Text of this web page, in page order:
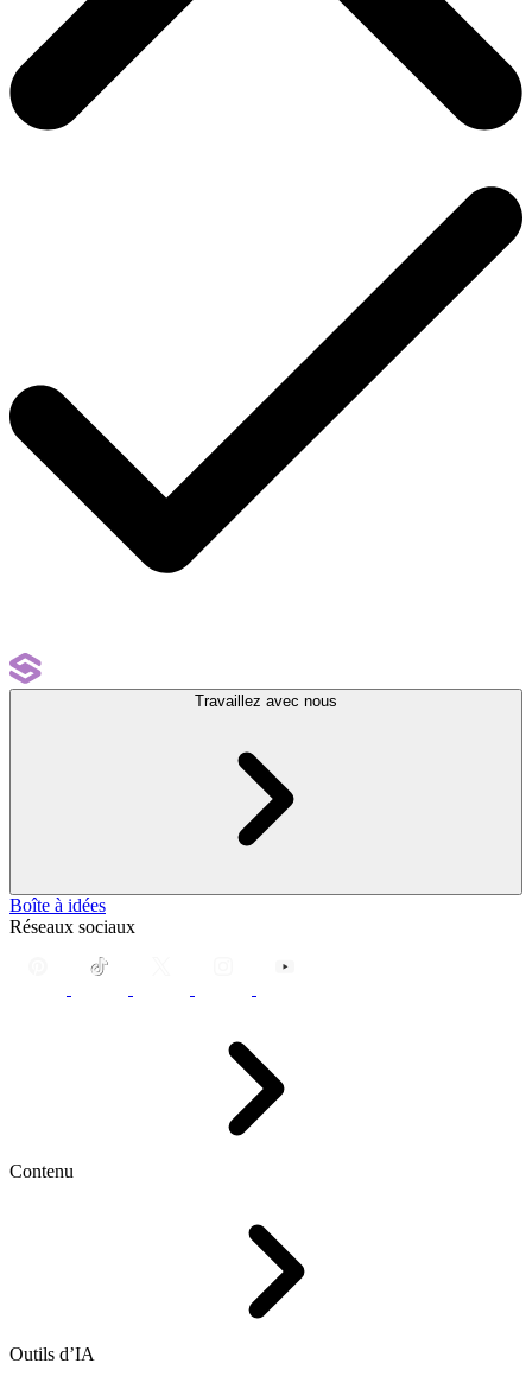
Travaillez avec nous
Boîte à idées
Réseaux sociaux
Contenu
Outils d’IA